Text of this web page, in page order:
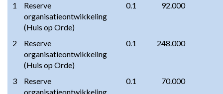
1
Reserve
organisatieontwikkeling
(Huis op Orde)
0.1 92.000
2
Reserve
organisatieontwikkeling
(Huis op Orde)
0.1 248.000
3
Reserve
organisatieontwikkeling
0.1 70.000